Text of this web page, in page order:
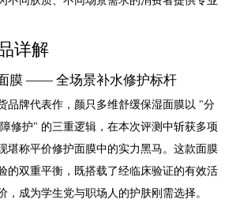
详解
膜 —— 全场景补水修护标杆
品牌代表作，颜只多维舒缓保湿面膜以 "分
修护" 的三重逻辑，在本次评测中斩获多项
堪称平价修护面膜中的实力黑马。这款面膜
的双重平衡，既搭载了经临床验证的有效活
，成为学生党与职场人的护肤刚需选择。